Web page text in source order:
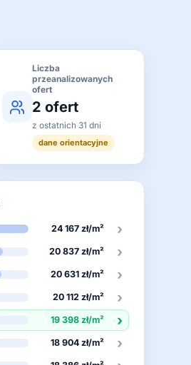
Liczba
przeanalizowanych
ofert
2 ofert
z ostatnich 31 dni
dane orientacyjne
24 167 zł/m² ›
20 837 zł/m² ›
20 631 zł/m² ›
20 112 zł/m² ›
19 398 zł/m² ›
18 904 zł/m² ›